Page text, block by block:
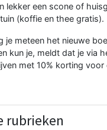
lekker een scone of
(koffie en thee gratis).
je meteen het nieuwe
kun je, meldt dat je via
met 10% korting
rubrieken